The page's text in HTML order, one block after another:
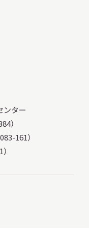
ンター
）
161）